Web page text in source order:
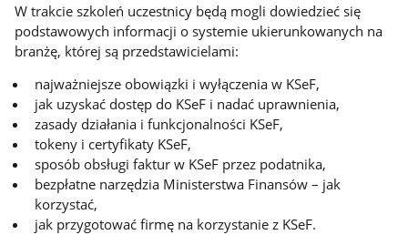
W trakcie szkoleń uczestnicy będą mogli dowiedzieć się
podstawowych informacji o systemie ukierunkowanych na
branżę, której są przedstawicielami:
najważniejsze obowiązki i wyłączenia w KSeF,
jak uzyskać dostęp do KSeF i nadać uprawnienia,
zasady działania i funkcjonalności KSeF,
tokeny i certyfikaty KSeF,
sposób obsługi faktur w KSeF przez podatnika,
bezpłatne narzędzia Ministerstwa Finansów – jak
korzystać,
jak przygotować firmę na korzystanie z KSeF.